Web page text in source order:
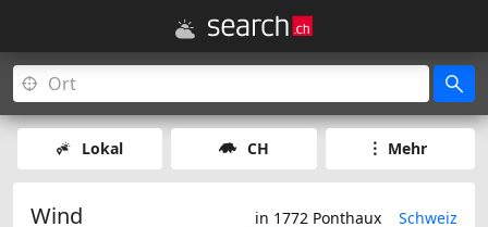
Lokal CH Mehr
Wind in 1772 Ponthaux Schweiz